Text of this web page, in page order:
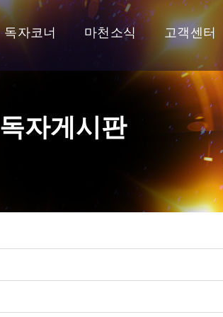
독자코너 마천소식 고객센터
독자게시판